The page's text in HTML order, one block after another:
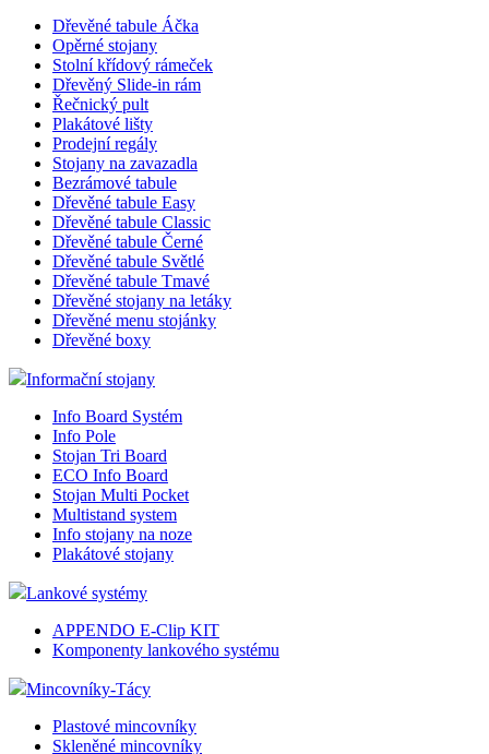
Dřevěné tabule Áčka
Opěrné stojany
Stolní křídový rámeček
Dřevěný Slide-in rám
Řečnický pult
Plakátové lišty
Prodejní regály
Stojany na zavazadla
Bezrámové tabule
Dřevěné tabule Easy
Dřevěné tabule Classic
Dřevěné tabule Černé
Dřevěné tabule Světlé
Dřevěné tabule Tmavé
Dřevěné stojany na letáky
Dřevěné menu stojánky
Dřevěné boxy
Informační stojany
Info Board Systém
Info Pole
Stojan Tri Board
ECO Info Board
Stojan Multi Pocket
Multistand system
Info stojany na noze
Plakátové stojany
Lankové systémy
APPENDO E-Clip KIT
Komponenty lankového systému
Mincovníky-Tácy
Plastové mincovníky
Skleněné mincovníky